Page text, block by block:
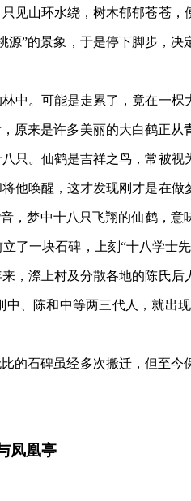
见山环水绕，树木郁郁苍苍，
源”的景象，于是停下脚步，决
中。可能是走累了，竟在一棵
原来是许多美丽的大白鹤正从
只。仙鹤是吉祥之鸟，常被视
他唤醒，这才发现刚才是在做
，梦中十八只飞翔的仙鹤，意
了一块石碑，上刻“十八学士
，漈上村及分散各地的陈氏后
、陈和中等两三代人，就出
比的石碑虽经多次搬迁，但至今
凤凰亭